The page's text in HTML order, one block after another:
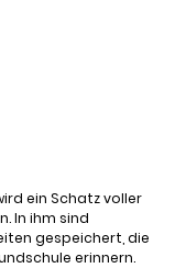
ein Schatz voller
In ihm sind
gespeichert, die
erinnern.